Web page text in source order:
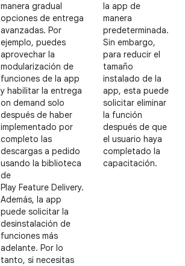
manera gradual
opciones de entrega
avanzadas. Por
ejemplo, puedes
aprovechar la
modularización de
funciones de la app
y habilitar la entrega
on demand solo
después de haber
implementado por
completo las
descargas a pedido
usando la biblioteca
de
Play Feature Delivery.
Además, la app
puede solicitar la
desinstalación de
funciones más
adelante. Por lo
tanto, si necesitas
la app de
manera
predeterminada.
Sin embargo,
para reducir el
tamaño
instalado de la
app, esta puede
solicitar eliminar
la función
después de que
el usuario haya
completado la
capacitación.